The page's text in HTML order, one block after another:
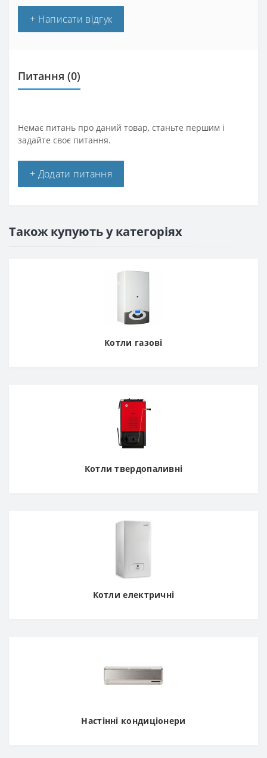
+ Написати відгук
Питання (0)
Немає питань про даний товар, станьте першим і
задайте своє питання.
+ Додати питання
Також купують у категоріях
Котли газові
Котли твердопаливні
Котли електричні
Настінні кондиціонери